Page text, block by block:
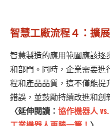
智慧工廠流程４：擴
智慧製造的應用範圍應該逐
和部門。同時，企業需要進
程和產品品質，這不僅能提
錯誤，並鼓勵持續改進和創
〈延伸閱讀： 協作機器人